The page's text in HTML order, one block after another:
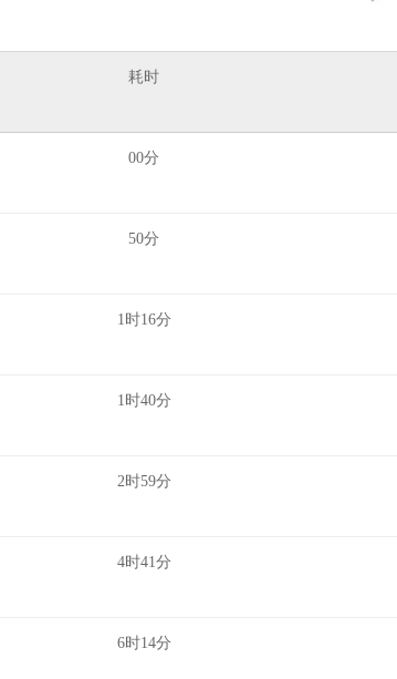
耗时
00分
50分
1时16分
1时40分
2时59分
4时41分
6时14分